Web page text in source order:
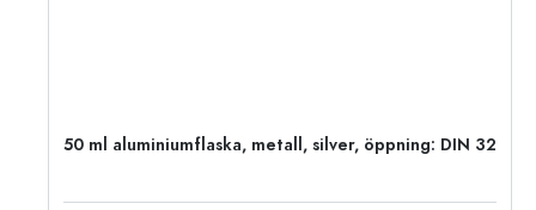
50 ml aluminiumflaska, metall, silver, öppning: DIN 32